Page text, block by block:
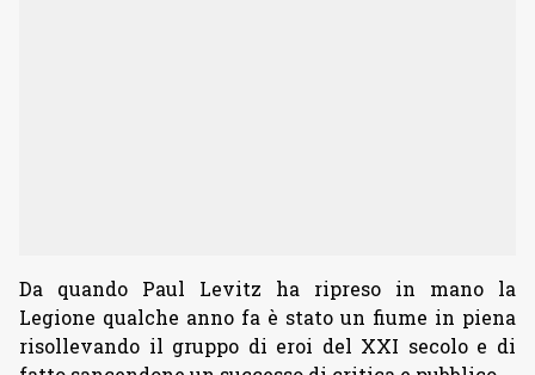
Da quando Paul Levitz ha ripreso in mano la
Legione qualche anno fa è stato un fiume in piena
risollevando il gruppo di eroi del XXI secolo e di